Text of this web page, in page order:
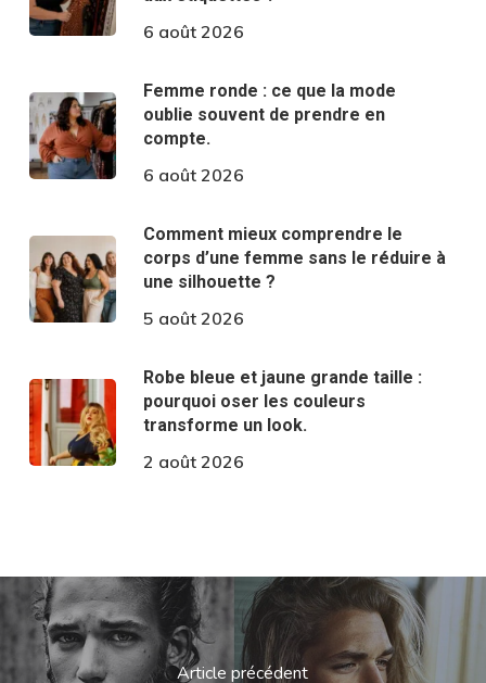
6 août 2026
Femme ronde : ce que la mode
oublie souvent de prendre en
compte.
6 août 2026
Comment mieux comprendre le
corps d’une femme sans le réduire à
une silhouette ?
5 août 2026
Robe bleue et jaune grande taille :
pourquoi oser les couleurs
transforme un look.
2 août 2026
Article précédent